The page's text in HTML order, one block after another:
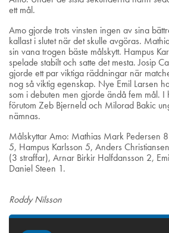
ett mål.
Amo gjorde trots vinsten ingen av sina
kallast i slutet när det skulle avgöras.
sin vana trogen bäste målskytt. Hampus
spelade stabilt och satte det mesta. Josip
gjorde ett par viktiga räddningar när
nog så viktig egenskap. Nye Emil Larsen
som i debuten men gjorde ändå fem mål. I
förutom Zeb Bjerneld och Milorad Bakic
nämnas.
Målskyttar Amo: Mathias Mark Pedersen
5, Hampus Karlsson 5, Anders
(3 straffar), Arnar Birkir Halfdansson 2,
Daniel Steen 1.
Roddy Nilsson